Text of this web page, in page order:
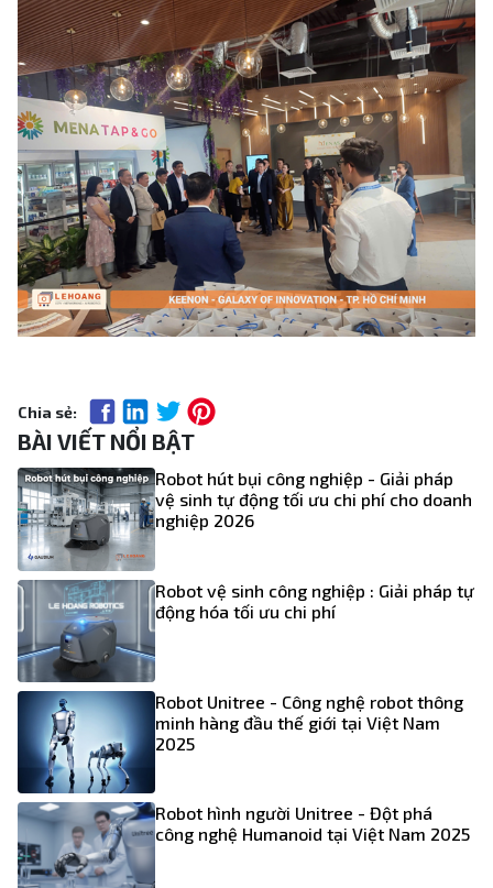
Chia sẻ:
BÀI VIẾT NỔI BẬT
Robot hút bụi công nghiệp - Giải pháp
vệ sinh tự động tối ưu chi phí cho doanh
nghiệp 2026
Robot vệ sinh công nghiệp : Giải pháp tự
động hóa tối ưu chi phí
Robot Unitree - Công nghệ robot thông
minh hàng đầu thế giới tại Việt Nam
2025
Robot hình người Unitree - Đột phá
công nghệ Humanoid tại Việt Nam 2025